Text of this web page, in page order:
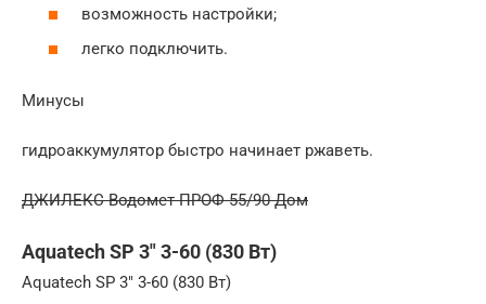
возможность настройки;
легко подключить.
Минусы
гидроаккумулятор быстро начинает ржаветь.
ДЖИЛЕКС Водомет ПРОФ 55/90 Дом
Aquatech SP 3″ 3-60 (830 Вт)
Aquatech SP 3″ 3-60 (830 Вт)